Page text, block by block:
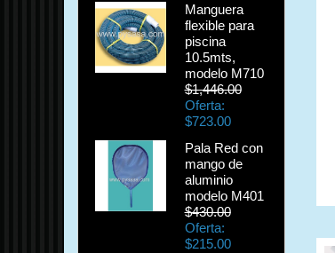
Manguera
flexible para
piscina
10.5mts,
modelo M710
$1,446.00
Oferta:
$723.00
Pala Red con
mango de
aluminio
modelo M401
$430.00
Oferta:
$215.00